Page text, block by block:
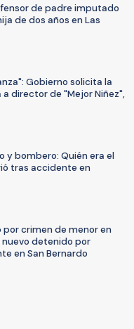
de padre imputado
de dos años en Las
Gobierno solicita la
director de "Mejor Niñez",
y bombero: Quién era el
tras accidente en
crimen de menor en
nuevo detenido por
en San Bernardo